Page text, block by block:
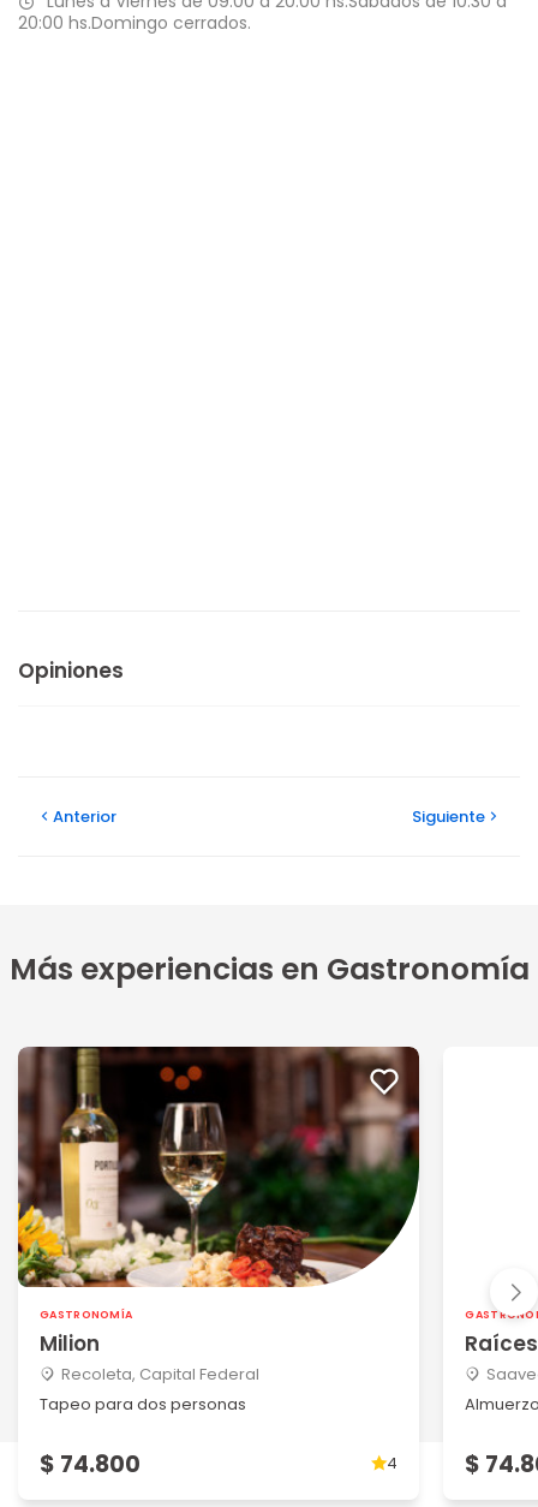
20:00 hs.Domingo cerrados.
Opiniones
Anterior Siguiente
Más experiencias en Gastronomía
GASTRONOMÍA
Milion
Recoleta, Capital Federal
Tapeo para dos personas
$ 74.800 4
Raíces
$